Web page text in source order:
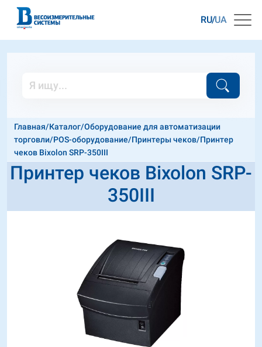
RU UA
Главная/Каталог/Оборудование для автоматизации
торговли/POS-оборудование/Принтеры чеков/Принтер
чеков Bixolon SRP-350III
Принтер чеков Bixolon SRP-
350III